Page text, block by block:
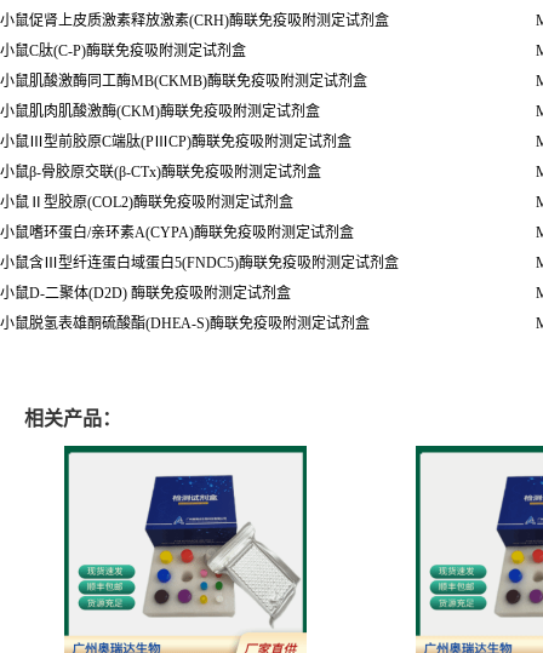
小鼠促肾上皮质激素释放激素(CRH)酶联免疫吸附测定试剂盒
小鼠C肽(C-P)酶联免疫吸附测定试剂盒
小鼠肌酸激酶同工酶MB(CKMB)酶联免疫吸附测定试剂盒
小鼠肌肉肌酸激酶(CKM)酶联免疫吸附测定试剂盒
小鼠Ⅲ型前胶原C端肽(PⅢCP)酶联免疫吸附测定试剂盒
小鼠β-骨胶原交联(β-CTx)酶联免疫吸附测定试剂盒
小鼠Ⅱ型胶原(COL2)酶联免疫吸附测定试剂盒
小鼠嗜环蛋白/亲环素A(CYPA)酶联免疫吸附测定试剂盒
小鼠含Ⅲ型纤连蛋白域蛋白5(FNDC5)酶联免疫吸附测定试剂盒
小鼠D-二聚体(D2D) 酶联免疫吸附测定试剂盒
小鼠脱氢表雄酮硫酸酯(DHEA-S)酶联免疫吸附测定试剂盒
相关产品：